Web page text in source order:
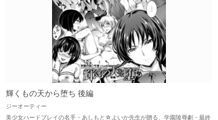
輝くもの天から堕ち 後編
ジーオーティー
美少女ハードプレイの名手・あしもと☆よいか先生が贈る、学園陵辱劇・最終